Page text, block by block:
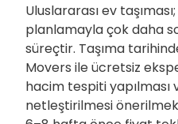
Uluslararası ev
planlamayla çok daha
süreçtir. Taşıma
Movers ile ücretsiz
hacim tespiti
netleştirilmesi